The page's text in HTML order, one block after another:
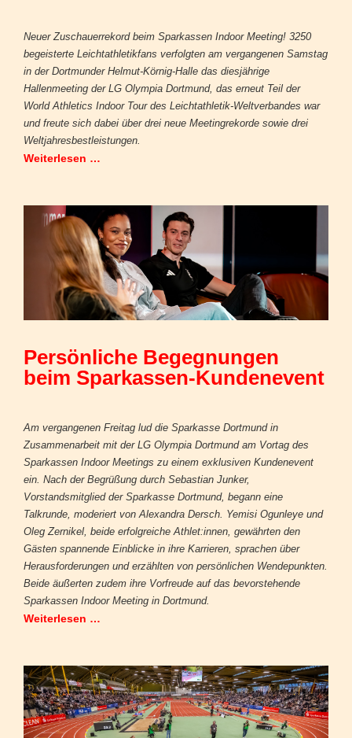
Neuer Zuschauerrekord beim Sparkassen Indoor Meeting! 3250
begeisterte Leichtathletikfans verfolgten am vergangenen Samstag
in der Dortmunder Helmut-Körnig-Halle das diesjährige
Hallenmeeting der LG Olympia Dortmund, das erneut Teil der
World Athletics Indoor Tour des Leichtathletik-Weltverbandes war
und freute sich dabei über drei neue Meetingrekorde sowie drei
Weltjahresbestleistungen.
Weiterlesen …
Persönliche Begegnungen
beim Sparkassen-Kundenevent
Am vergangenen Freitag lud die Sparkasse Dortmund in
Zusammenarbeit mit der LG Olympia Dortmund am Vortag des
Sparkassen Indoor Meetings zu einem exklusiven Kundenevent
ein. Nach der Begrüßung durch Sebastian Junker,
Vorstandsmitglied der Sparkasse Dortmund, begann eine
Talkrunde, moderiert von Alexandra Dersch. Yemisi Ogunleye und
Oleg Zernikel, beide erfolgreiche Athlet:innen, gewährten den
Gästen spannende Einblicke in ihre Karrieren, sprachen über
Herausforderungen und erzählten von persönlichen Wendepunkten.
Beide äußerten zudem ihre Vorfreude auf das bevorstehende
Sparkassen Indoor Meeting in Dortmund.
Weiterlesen …